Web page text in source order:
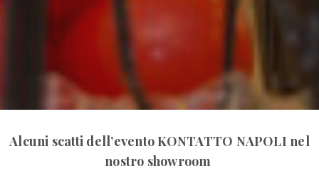
Alcuni scatti dell’evento KONTATTO NAPOLI nel
nostro showroom